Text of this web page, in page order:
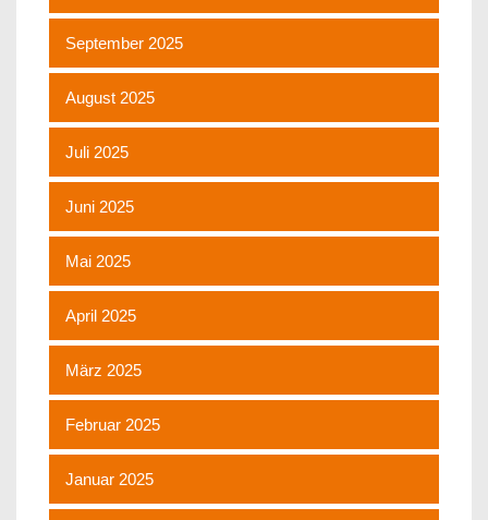
September 2025
August 2025
Juli 2025
Juni 2025
Mai 2025
April 2025
März 2025
Februar 2025
Januar 2025